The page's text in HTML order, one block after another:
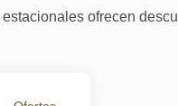
ofrecen